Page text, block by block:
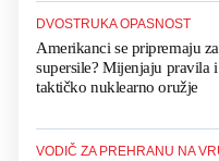
DVOSTRUKA OPASNOST
Amerikanci se pripremaju
supersile? Mijenjaju pravila
taktičko nuklearno oružje
VODIČ ZA PREHRANU NA